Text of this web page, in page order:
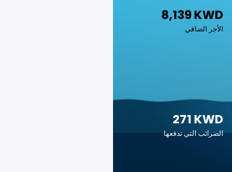
8,139 KWD
الأجر الصافي
271 KWD
الضرائب التي تدفعها